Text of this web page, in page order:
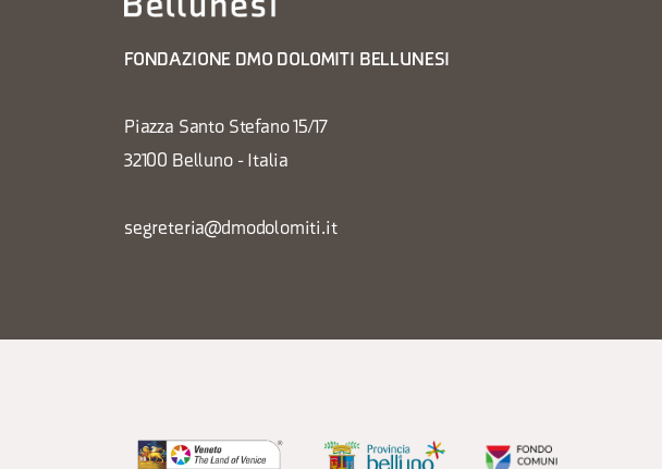
FONDAZIONE DMO DOLOMITI BELLUNESI
Piazza Santo Stefano 15/17
32100 Belluno - Italia
segreteria@dmodolomiti.it